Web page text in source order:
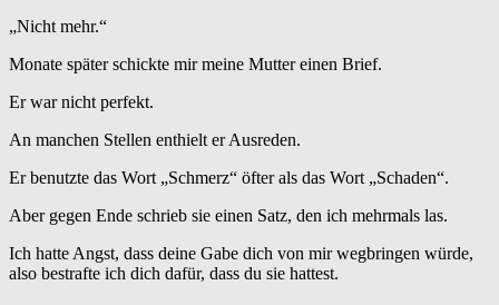
„Nicht mehr.“
Monate später schickte mir meine Mutter einen Brief.
Er war nicht perfekt.
An manchen Stellen enthielt er Ausreden.
Er benutzte das Wort „Schmerz“ öfter als das Wort „Schaden“.
Aber gegen Ende schrieb sie einen Satz, den ich mehrmals las.
Ich hatte Angst, dass deine Gabe dich von mir wegbringen würde,
also bestrafte ich dich dafür, dass du sie hattest.